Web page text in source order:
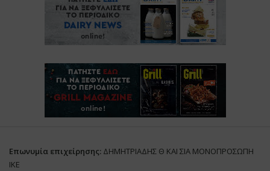
Επωνυμία επιχείρησης: ΔΗΜΗΤΡΙΑΔΗΣ Θ ΚΑΙ ΣΙΑ ΜΟΝΟΠΡΟΣΩΠΗ
ΙΚΕ